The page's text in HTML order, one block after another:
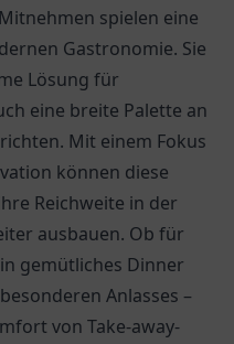
spielen eine
Gastronomie. Sie
Lösung für
eine breite Palette an
Mit einem Fokus
können diese
Reichweite in der
ausbauen. Ob für
gemütliches Dinner
Anlasses –
von Take-away-